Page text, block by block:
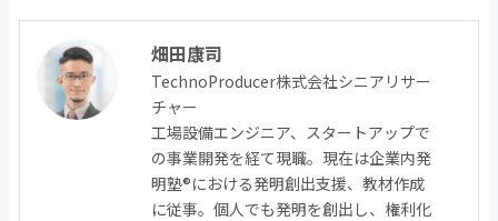
畑田康司
TechnoProducer株式会社シニアリサー
チャー
工場設備エンジニア、スタートアップで
の事業開発を経て現職。現在は企業内発
明塾®における発明創出支援、教材作成
に従事。 個人でも発明を創出し、権利化